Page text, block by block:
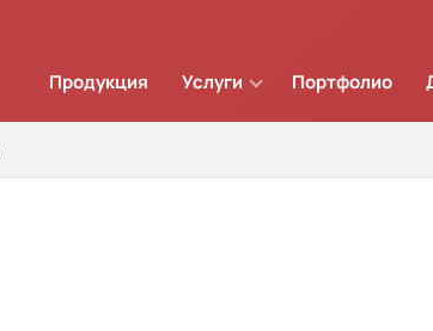
Продукция Услуги Портфолио